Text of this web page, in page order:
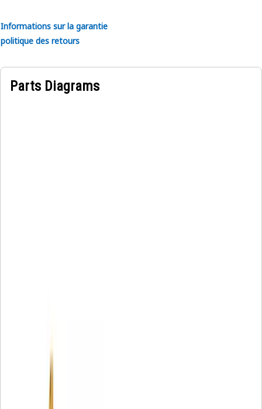
Informations sur la garantie
politique des retours
Parts Diagrams